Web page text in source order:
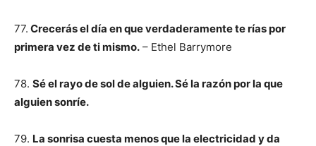
77. Crecerás el día en que verdaderamente te rías por
primera vez de ti mismo. – Ethel Barrymore
78. Sé el rayo de sol de alguien. Sé la razón por la que
alguien sonríe.
79. La sonrisa cuesta menos que la electricidad y da